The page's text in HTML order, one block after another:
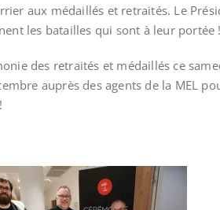
aux médaillés et retraités. Le
les batailles qui sont à leur portée !
des retraités et médaillés ce
auprès des agents de la MEL